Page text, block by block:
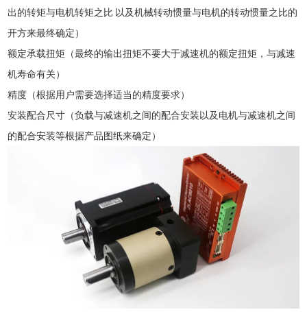
出的转矩与电机转矩之比 以及机械转动惯量与电机的转动惯量之比的
开方来最终确定）
额定承载扭矩（最终的输出扭矩不要大于减速机的额定扭矩，与减速
机寿命有关）
精度（根据用户需要选择适当的精度要求）
安装配合尺寸（负载与减速机之间的配合安装以及电机与减速机之间
的配合安装等根据产品图纸来确定）